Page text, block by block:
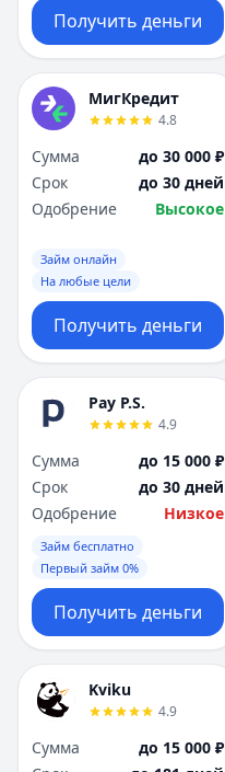
Получить деньги
МигКредит
4.8
Сумма
до 30 000 ₽
Срок
до 30 дней
Одобрение
Высокое
Займ онлайн
На любые цели
Получить деньги
Pay P.S.
4.9
Сумма
до 15 000 ₽
Срок
до 30 дней
Одобрение
Низкое
Займ бесплатно
Первый займ 0%
Получить деньги
Kviku
4.9
Сумма
до 15 000 ₽